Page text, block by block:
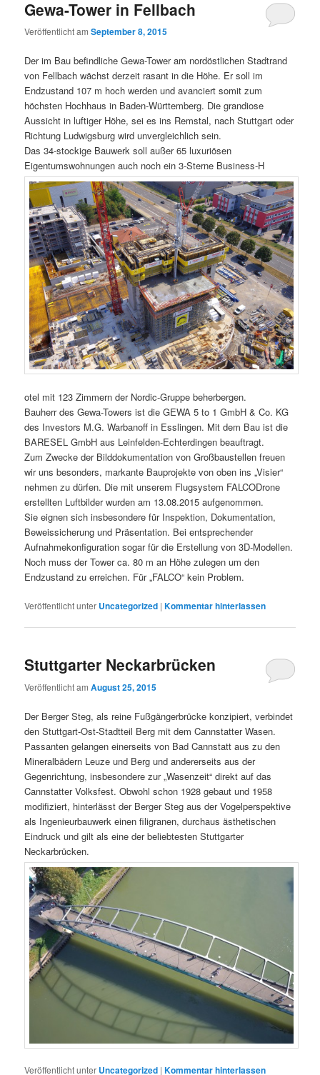
Gewa-Tower in Fellbach
Veröffentlicht amSeptember 8, 2015
Der im Bau befindliche Gewa-Tower am nordöstlichen Stadtrand
von Fellbach wächst derzeit rasant in die Höhe. Er soll im
Endzustand 107 m hoch werden und avanciert somit zum
höchsten Hochhaus in Baden-Württemberg. Die grandiose
Aussicht in luftiger Höhe, sei es ins Remstal, nach Stuttgart oder
Richtung Ludwigsburg wird unvergleichlich sein.
Das 34-stockige Bauwerk soll außer 65 luxuriösen
Eigentumswohnungen auch noch ein 3-Sterne Business-H
otel mit 123 Zimmern der Nordic-Gruppe beherbergen.
Bauherr des Gewa-Towers ist die GEWA 5 to 1 GmbH & Co. KG
des Investors M.G. Warbanoff in Esslingen. Mit dem Bau ist die
BARESEL GmbH aus Leinfelden-Echterdingen beauftragt.
Zum Zwecke der Bilddokumentation von Großbaustellen freuen
wir uns besonders, markante Bauprojekte von oben ins „Visier“
nehmen zu dürfen. Die mit unserem Flugsystem FALCODrone
erstellten Luftbilder wurden am 13.08.2015 aufgenommen.
Sie eignen sich insbesondere für Inspektion, Dokumentation,
Beweissicherung und Präsentation. Bei entsprechender
Aufnahmekonfiguration sogar für die Erstellung von 3D-Modellen.
Noch muss der Tower ca. 80 m an Höhe zulegen um den
Endzustand zu erreichen. Für „FALCO“ kein Problem.
Veröffentlicht unter Uncategorized |Kommentar hinterlassen
Stuttgarter Neckarbrücken
Veröffentlicht amAugust 25, 2015
Der Berger Steg, als reine Fußgängerbrücke konzipiert, verbindet
den Stuttgart-Ost-Stadtteil Berg mit dem Cannstatter Wasen.
Passanten gelangen einerseits von Bad Cannstatt aus zu den
Mineralbädern Leuze und Berg und andererseits aus der
Gegenrichtung, insbesondere zur „Wasenzeit“ direkt auf das
Cannstatter Volksfest. Obwohl schon 1928 gebaut und 1958
modifiziert, hinterlässt der Berger Steg aus der Vogelperspektive
als Ingenieurbauwerk einen filigranen, durchaus ästhetischen
Eindruck und gilt als eine der beliebtesten Stuttgarter
Neckarbrücken.
Veröffentlicht unter Uncategorized |Kommentar hinterlassen